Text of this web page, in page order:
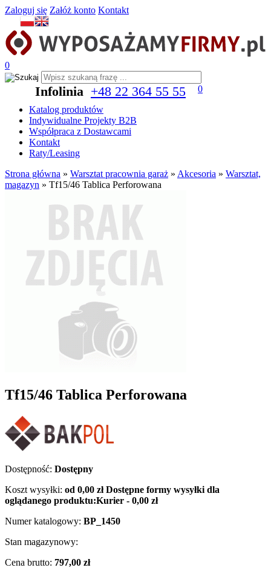
Zaloguj się Załóż konto Kontakt
0
Infolinia +48 22 364 55 55
0
Katalog produktów
Indywidualne Projekty B2B
Współpraca z Dostawcami
Kontakt
Raty/Leasing
Strona główna » Warsztat pracownia garaż » Akcesoria » Warsztat,
magazyn » Tf15/46 Tablica Perforowana
Tf15/46 Tablica Perforowana
Dostępność: Dostępny
Koszt wysyłki: od 0,00 złDostępne formy wysyłki dla
oglądanego produktu:Kurier - 0,00 zł
Numer katalogowy: BP_1450
Stan magazynowy:
Cena brutto: 797,00 zł